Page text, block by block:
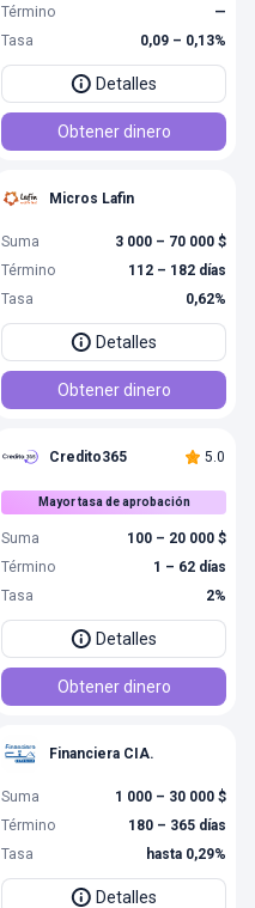
Término
—
Tasa
0,09 – 0,13%
Detalles
Obtener dinero
Micros Lafin
Suma
3 000 – 70 000 $
Término
112 – 182 días
Tasa
0,62%
Detalles
Obtener dinero
Credito365 5.0
Mayor tasa de aprobación
Suma
100 – 20 000 $
Término
1 – 62 días
Tasa
2%
Detalles
Obtener dinero
Financiera CIA.
Suma
1 000 – 30 000 $
Término
180 – 365 días
Tasa
hasta 0,29%
Detalles